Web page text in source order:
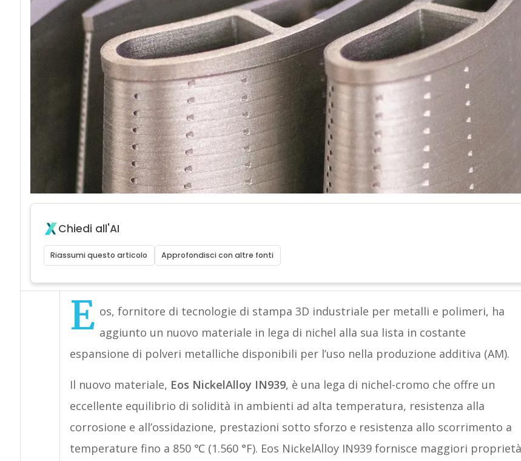
Chiedi all'AI
Riassumi questo articolo Approfondisci con altre fonti
E os, fornitore di tecnologie di stampa 3D industriale per metalli e polimeri, ha
aggiunto un nuovo materiale in lega di nichel alla sua lista in costante
espansione di polveri metalliche disponibili per l’uso nella produzione additiva (AM).
Il nuovo materiale, Eos NickelAlloy IN939, è una lega di nichel-cromo che offre un
eccellente equilibrio di solidità in ambienti ad alta temperatura, resistenza alla
corrosione e all’ossidazione, prestazioni sotto sforzo e resistenza allo scorrimento a
temperature fino a 850 ℃ (1.560 °F). Eos NickelAlloy IN939 fornisce maggiori proprietà